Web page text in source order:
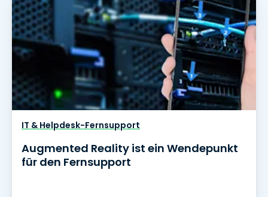
IT & Helpdesk-Fernsupport
Augmented Reality ist ein Wendepunkt
für den Fernsupport